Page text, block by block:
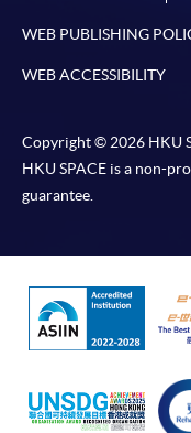
考生須知
進入備試室前
放，直至考試結
考生進入備試
將有15分鐘的
備試結束由職
進入考場向測
測試採用面試
測試完畢需即
3. VISA╱萬事達卡
報讀課程滿港幣
優惠，惟課程申請
學院報名中心職員查
注意事項
除由學院裁定
一切已繳費用
方式繳交之款
款項，退款將
WEB PUBLISHING
WEB ACCESSIBILITY
Copyright © 2026 HKU
HKU SPACE is a non-
guarantee.